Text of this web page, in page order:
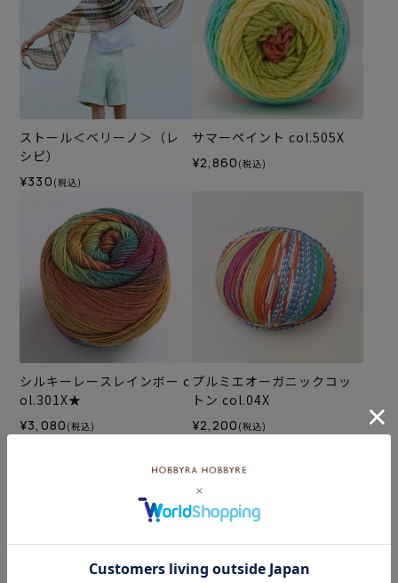
ストール＜ベリーノ＞（レ
シピ）
¥330 (税込)
サマーペイント col.505X
¥2,860 (税込)
シルキーレースレインボー c
ol.301X★
¥3,080 (税込)
プルミエオーガニックコッ
トン col.04X
¥2,200 (税込)
カテゴリーから探す